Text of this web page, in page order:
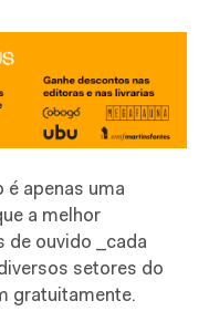
é apenas uma
a melhor
de ouvido _cada
setores do
gratuitamente.